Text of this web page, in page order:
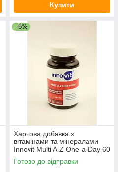
Купити
–5%
Харчова добавка з
вітамінами та мінералами
Innovit Multi A-Z One-a-Day 60
шт Нідерланди
Готово до відправки